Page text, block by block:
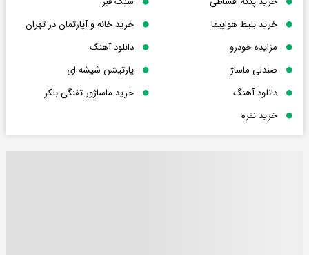
خرید بلیط هواپیما
خرید خانه و آپارتمان در تهران
مزایده خودرو
دانلود آهنگ
صندلی ماساژ
پارتیشن شیشه ای
دانلود آهنگ
خرید ماساژور تفنگی بلکر
خرید نقره